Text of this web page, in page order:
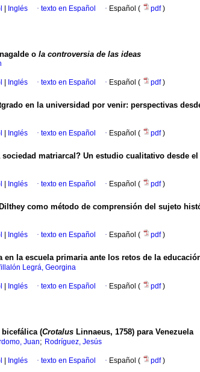
Inglés · texto en Español · Español ( pdf)
o la controversia de las ideas
Inglés · texto en Español · Español ( pdf)
en la universidad por venir: perspectivas
Inglés · texto en Español · Español ( pdf)
sociedad matriarcal? Un estudio cualitativo desde
Inglés · texto en Español · Español ( pdf)
como método de comprensión del sujeto
Inglés · texto en Español · Español ( pdf)
en la escuela primaria ante los retos de la
Legrá, Georgina
Inglés · texto en Español · Español ( pdf)
bicefálica (Crotalus Linnaeus, 1758) para Venezuela
Juan; Rodríguez, Jesús
Inglés · texto en Español · Español ( pdf)